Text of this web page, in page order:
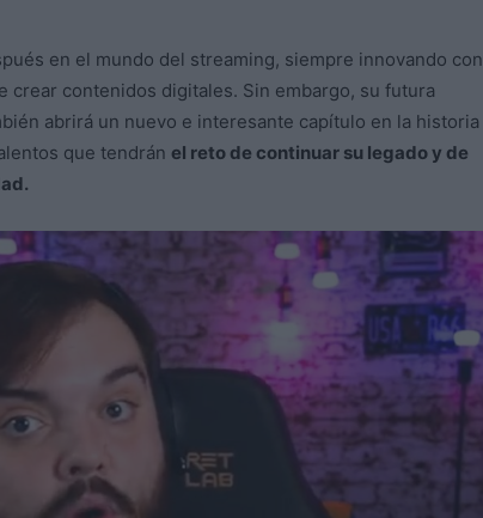
en el mundo del streaming, siempre innovando con
crear contenidos digitales. Sin embargo, su futura
abrirá un nuevo e interesante capítulo en la historia
que tendrán el reto de continuar su legado y de